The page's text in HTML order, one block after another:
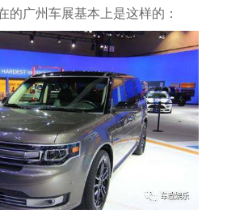
的广州车展基本上是这样的：